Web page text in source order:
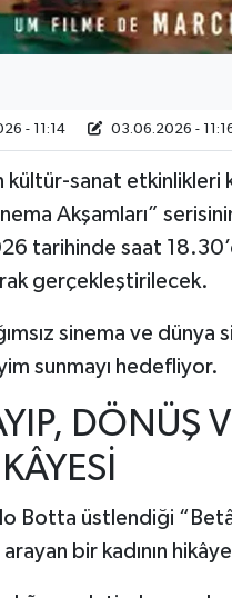
- 11:14 03.06.2026 -
sanat etkinlikleri
Akşamları”
tarihinde saat
gerçekleştirilecek.
sinema ve dünya
sunmayı hedefliyor.
DÖNÜŞ
Botta üstlendiği
bir kadının